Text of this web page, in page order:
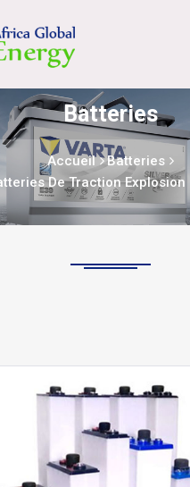
Batteries
Accueil
Batteries
De Traction